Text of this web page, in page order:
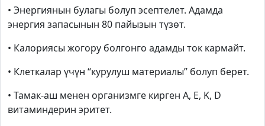
• Энергиянын булагы болуп эсептелет. Адамда
энергия запасынын 80 пайызын түзөт.
• Калориясы жогору болгонго адамды ток кармайт.
• Клеткалар үчүн “курулуш материалы” болуп берет.
• Тамак-аш менен организмге кирген A, E, K, D
витаминдерин эритет.